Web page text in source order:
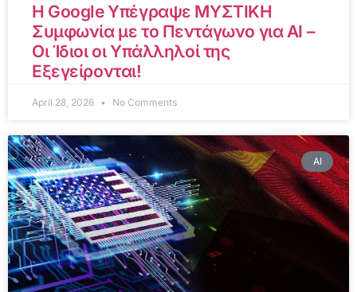
Η Google Υπέγραψε ΜΥΣΤΙΚΗ
Συμφωνία με το Πεντάγωνο για AI –
Οι Ίδιοι οι Υπάλληλοί της
Εξεγείρονται!
April 28, 2026 No Comments
AI